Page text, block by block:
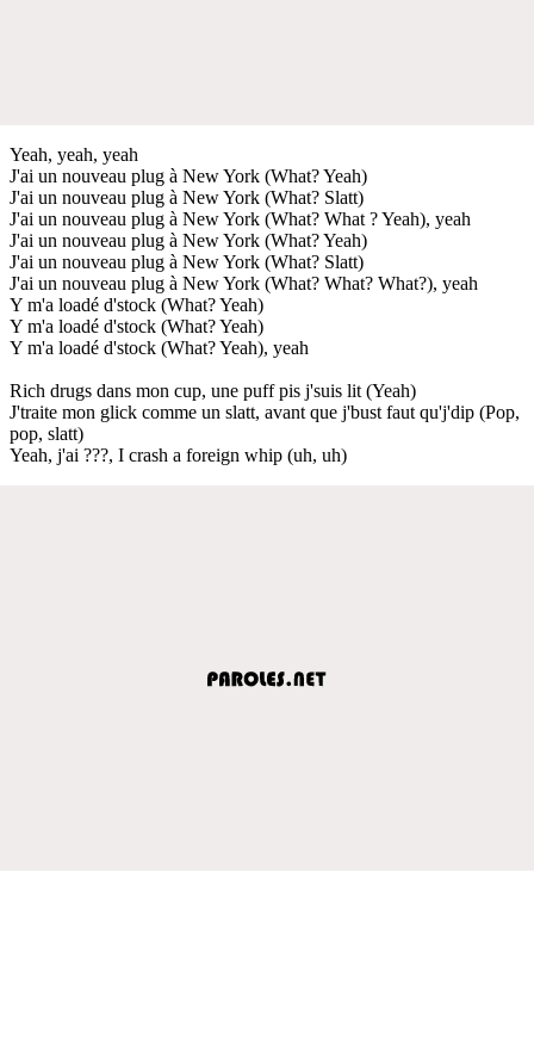
Yeah, yeah, yeah
J'ai un nouveau plug à New York (What? Yeah)
J'ai un nouveau plug à New York (What? Slatt)
J'ai un nouveau plug à New York (What? What ? Yeah), yeah
J'ai un nouveau plug à New York (What? Yeah)
J'ai un nouveau plug à New York (What? Slatt)
J'ai un nouveau plug à New York (What? What? What?), yeah
Y m'a loadé d'stock (What? Yeah)
Y m'a loadé d'stock (What? Yeah)
Y m'a loadé d'stock (What? Yeah), yeah
Rich drugs dans mon cup, une puff pis j'suis lit (Yeah)
J'traite mon glick comme un slatt, avant que j'bust faut qu'j'dip (Pop,
pop, slatt)
Yeah, j'ai ???, I crash a foreign whip (uh, uh)